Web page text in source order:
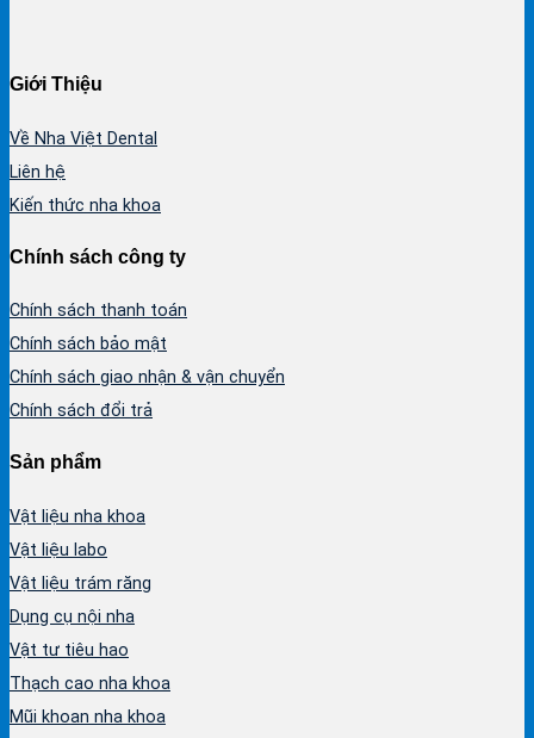
Giới Thiệu
Về Nha Việt Dental
Liên hệ
Kiến thức nha khoa
Chính sách công ty
Chính sách thanh toán
Chính sách bảo mật
Chính sách giao nhận & vận chuyển
Chính sách đổi trả
Sản phẩm
Vật liệu nha khoa
Vật liệu labo
Vật liệu trám răng
Dụng cụ nội nha
Vật tư tiêu hao
Thạch cao nha khoa
Mũi khoan nha khoa